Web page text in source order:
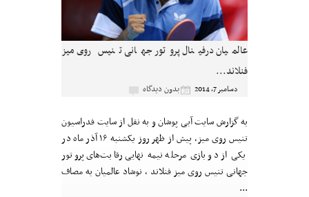
عالمیان درفینال پروتور جهانی تنیس روی میز
فنلاند...
دسامبر 7, 2014 بدون دیدگاه
به گزارش سایت آبی پوشان و به نقل از سایت فدراسیون
تنیس روی میز، پیش از ظهر روز یکشنبه ۱۶ آذر ماه در
یکی از دو بازی مرحله نیمه نهایی رقابت‌های پروتور
جهانی تنیس روی میز فنلاند , نوشاد عالمیان به مصاف
...